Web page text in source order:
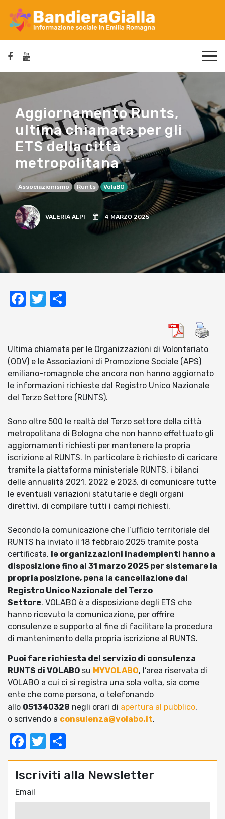
Aggiornamento Runts,
ultima chiamata per gli
ETS della città
metropolitana
Associazionismo Runts VolaBO
VALERIA ALPI 4 MARZO 2025
Facebook
Twitter
Ultima chiamata per le Organizzazioni di Volontariato
(ODV) e le Associazioni di Promozione Sociale (APS)
emiliano-romagnole che ancora non hanno aggiornato
le informazioni richieste dal Registro Unico Nazionale
del Terzo Settore (RUNTS).
Sono oltre 500 le realtà del Terzo settore della città
metropolitana di Bologna che non hanno effettuato gli
aggiornamenti richiesti per mantenere la propria
iscrizione al RUNTS. In particolare è richiesto di caricare
tramite la piattaforma ministeriale RUNTS, i bilanci
delle annualità 2021, 2022 e 2023, di comunicare tutte
le eventuali variazioni statutarie e degli organi
direttivi, di compilare tutti i campi richiesti.
Secondo la comunicazione che l’ufficio territoriale del
RUNTS ha inviato il 18 febbraio 2025 tramite posta
certificata, le organizzazioni inadempienti hanno a
disposizione fino al 31 marzo 2025 per sistemare la
propria posizione, pena la cancellazione dal
Registro Unico Nazionale del Terzo
Settore. VOLABO è a disposizione degli ETS che
hanno ricevuto la comunicazione, per offrire
consulenze e supporto al fine di facilitare la procedura
di mantenimento della propria iscrizione al RUNTS.
Puoi fare richiesta del servizio di consulenza
RUNTS di VOLABO su MYVOLABO, l’area riservata di
VOLABO a cui ci si registra una sola volta, sia come
ente che come persona, o telefonando
allo 051340328 negli orari di apertura al pubblico,
o scrivendo a consulenza@volabo.it.
Facebook
Twitter
Iscriviti alla Newsletter
Email